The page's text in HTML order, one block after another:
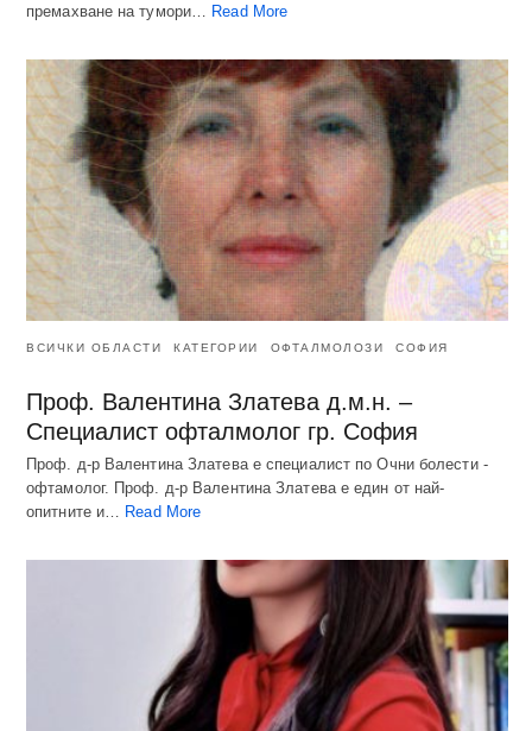
премахване на тумори…
Read More
ВСИЧКИ ОБЛАСТИ КАТЕГОРИИ ОФТАЛМОЛОЗИ СОФИЯ
Проф. Валентина Златева д.м.н. –
Специалист офталмолог гр. София
Проф. д-р Валентина Златева е специалист по Очни болести -
офтамолог. Проф. д-р Валентина Златева е един от най-
опитните и… Read More